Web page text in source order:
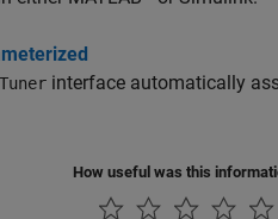
interface automatically
How useful was this